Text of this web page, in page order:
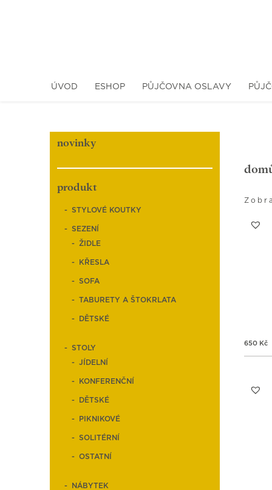
ÚVOD ESHOP PŮJČOVNA OSLAVY
novinky
produkt
STYLOVÉ KOUTKY
SEZENÍ
ŽIDLE
KŘESLA
SOFA
TABURETY A ŠTOKRLATA
DĚTSKÉ
STOLY
JÍDELNÍ
KONFERENČNÍ
DĚTSKÉ
PIKNIKOVÉ
SOLITÉRNÍ
OSTATNÍ
NÁBYTEK
650 Kč